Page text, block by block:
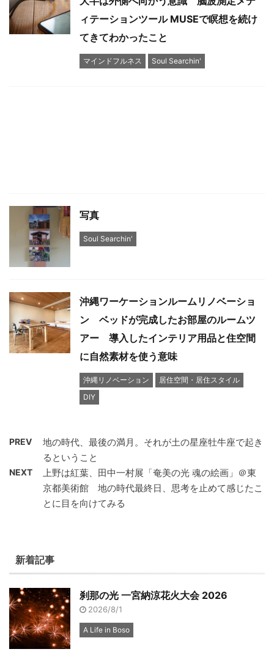
ィテーションツール MUSEで瞑想を続け
てきてわかったこと
マインドフルネス Soul Searchin'
写真
Soul Searchin'
沖縄ワーケーションルームリノベーショ
ン ベッドが完成したお部屋のルームツ
アー 導入したインテリア用品と住空間
に自然素材を使う意味
沖縄リノベーション
居住空間・居住スタイル
DIY
PREV
地の時代、最後の満月。それが土の星座牡牛座で起き
るということ
NEXT
上野は紅葉、田中一村展「奄美の光 魂の絵画」＠東
京都美術館 地の時代最終日、思考を止めて感じたこ
とに目を向けてみる
新着記事
刹那の光 一宮納涼花火大会 2026
2026/8/1
A Life in Boso